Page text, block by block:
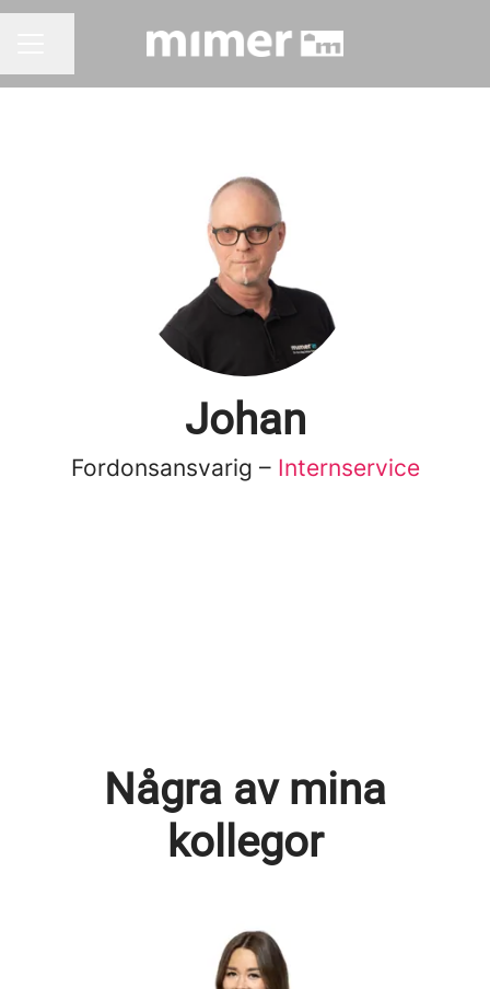
Johan
Fordonsansvarig – Internservice
Några av mina
kollegor